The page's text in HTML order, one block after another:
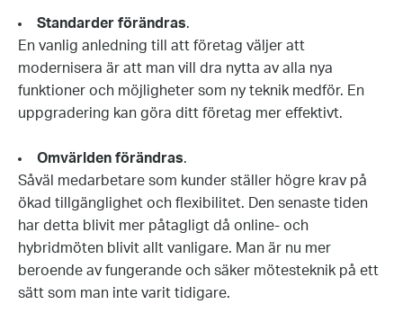
Standarder förändras.
En vanlig anledning till att företag väljer att
modernisera är att man vill dra nytta av alla nya
funktioner och möjligheter som ny teknik medför. En
uppgradering kan göra ditt företag mer effektivt.
Omvärlden förändras.
Såväl medarbetare som kunder ställer högre krav på
ökad tillgänglighet och flexibilitet. Den senaste tiden
har detta blivit mer påtagligt då online- och
hybridmöten blivit allt vanligare. Man är nu mer
beroende av fungerande och säker mötesteknik på ett
sätt som man inte varit tidigare.